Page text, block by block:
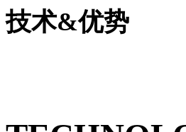
更多新
技术&优势